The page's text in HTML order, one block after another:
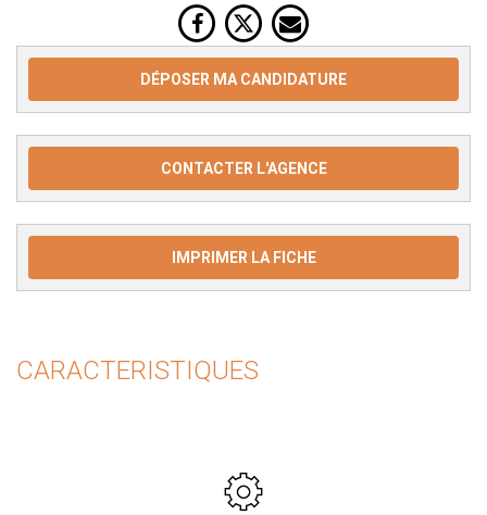
DÉPOSER MA CANDIDATURE
CONTACTER L'AGENCE
IMPRIMER LA FICHE
CARACTERISTIQUES